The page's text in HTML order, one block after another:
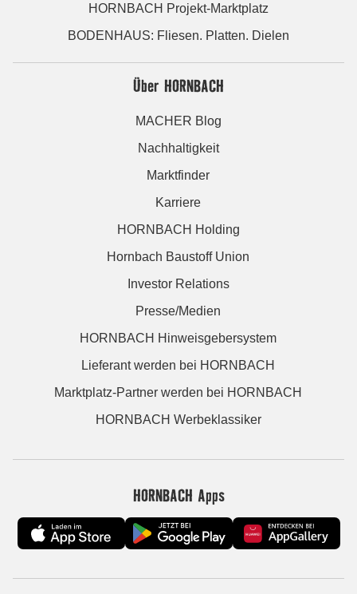
HORNBACH Projekt-Marktplatz
BODENHAUS: Fliesen. Platten. Dielen
Über HORNBACH
MACHER Blog
Nachhaltigkeit
Marktfinder
Karriere
HORNBACH Holding
Hornbach Baustoff Union
Investor Relations
Presse/Medien
HORNBACH Hinweisgebersystem
Lieferant werden bei HORNBACH
Marktplatz-Partner werden bei HORNBACH
HORNBACH Werbeklassiker
HORNBACH Apps